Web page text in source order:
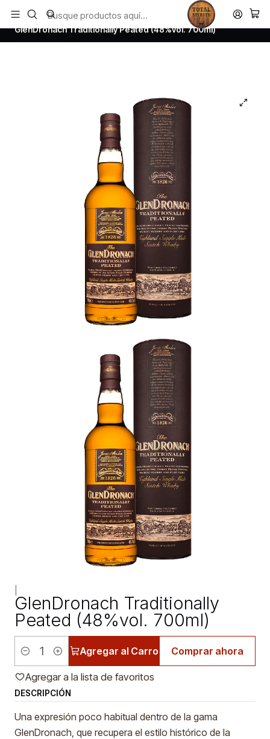
Todos los productos estan en stock. Despachamos a todo Chile.
Inicio Whisky
Scotch Whisky Highland
GlenDronach Traditionally Peated (48%vol. 700ml)
GlenDronach Traditionally
Peated (48%vol. 700ml)
Cantidad
Agregar al Carro Comprar ahora
Agregar a la lista de favoritos
DESCRIPCIÓN
Una expresión poco habitual dentro de la gama
GlenDronach, que recupera el estilo histórico de la